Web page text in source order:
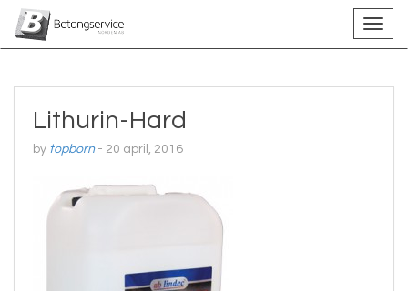
Lithurin-Hard
by topborn- 20 april, 2016